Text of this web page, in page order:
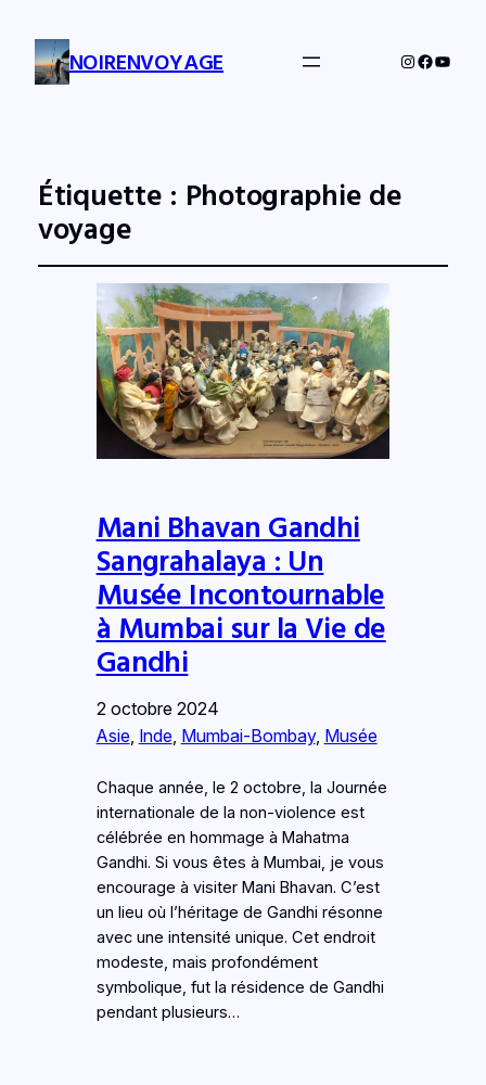
NOIRENVOYAGE Instagram
Étiquette : Photographie de
voyage
Mani Bhavan Gandhi
Sangrahalaya : Un
Musée Incontournable
à Mumbai sur la Vie de
Gandhi
2 octobre 2024
Asie, Inde, Mumbai-Bombay, Musée
Chaque année, le 2 octobre, la Journée
internationale de la non-violence est
célébrée en hommage à Mahatma
Gandhi. Si vous êtes à Mumbai, je vous
encourage à visiter Mani Bhavan. C’est
un lieu où l’héritage de Gandhi résonne
avec une intensité unique. Cet endroit
modeste, mais profondément
symbolique, fut la résidence de Gandhi
pendant plusieurs…